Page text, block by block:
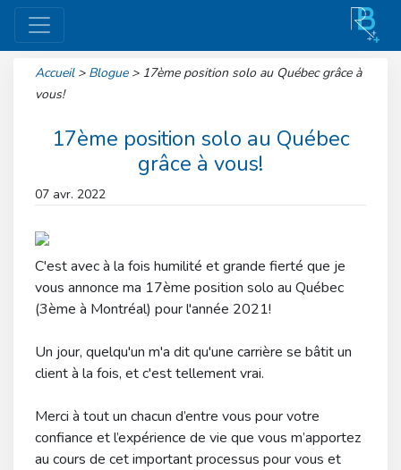
Accueil > Blogue > 17ème position solo au Québec grâce à
vous!
17ème position solo au Québec
grâce à vous!
07 avr. 2022
C'est avec à la fois humilité et grande fierté que je
vous annonce ma 17ème position solo au Québec
(3ème à Montréal) pour l'année 2021!
Un jour, quelqu'un m'a dit qu'une carrière se bâtit un
client à la fois, et c'est tellement vrai.
Merci à tout un chacun d’entre vous pour votre
confiance et l’expérience de vie que vous m’apportez
au cours de cet important processus pour vous et